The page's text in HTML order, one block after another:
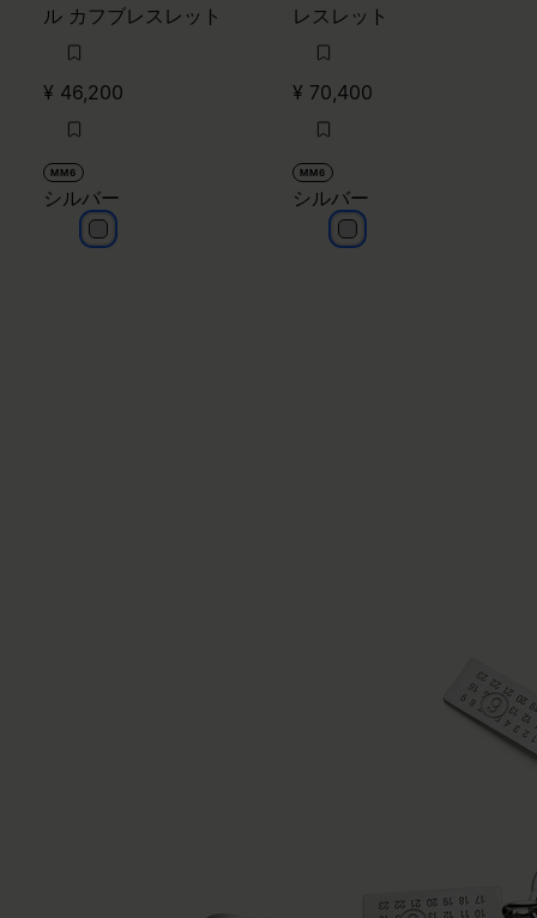
ル カフブレスレット
¥ 46,200
MM6
シルバー
シルバー
レスレット
¥ 70,400
MM6
シルバー
シルバー